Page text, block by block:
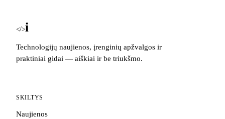
</>i
Technologijų naujienos, įrenginių apžvalgos ir
praktiniai gidai — aiškiai ir be triukšmo.
SKILTYS
Naujienos